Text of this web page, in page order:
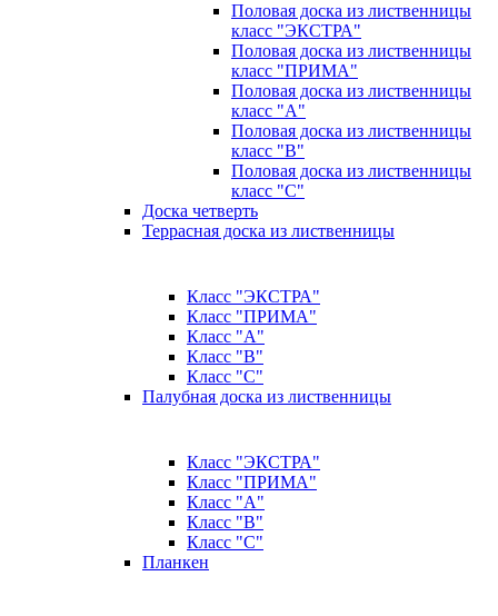
Половая доска из лиственницы
класс "ЭКСТРА"
Половая доска из лиственницы
класс "ПРИМА"
Половая доска из лиственницы
класс "А"
Половая доска из лиственницы
класс "B"
Половая доска из лиственницы
класс "C"
Доска четверть
Террасная доска из лиственницы
Класс "ЭКСТРА"
Класс "ПРИМА"
Класс "А"
Класс "B"
Класс "C"
Палубная доска из лиственницы
Класс "ЭКСТРА"
Класс "ПРИМА"
Класс "А"
Класс "B"
Класс "C"
Планкен